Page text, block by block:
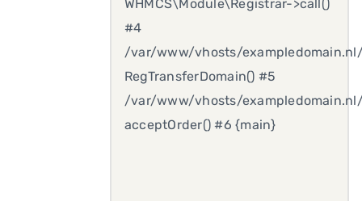
WHMCS\Module\Registrar->call()
#4
/var/www/vhosts/
RegTransferDomain() #5
/var/www/vhosts/
acceptOrder() #6 {main}